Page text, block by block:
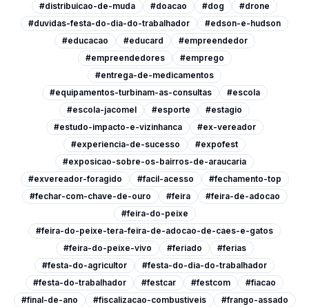
#distribuicao-de-muda
#doacao #dog
#drone
#duvidas-festa-do-dia-do-trabalhador
#edson-e-hudson
#educacao
#educard
#empreendedor
#empreendedores
#emprego
#entrega-de-medicamentos
#equipamentos-turbinam-as-consultas
#escola
#escola-jacomel
#esporte
#estagio
#estudo-impacto-e-vizinhanca
#ex-vereador
#experiencia-de-sucesso
#expofest
#exposicao-sobre-os-bairros-de-araucaria
#exvereador-foragido
#facil-acesso
#fechamento-top
#fechar-com-chave-de-ouro
#feira
#feira-de-adocao
#feira-do-peixe
#feira-do-peixe-tera-feira-de-adocao-de-caes-e-gatos
#feira-do-peixe-vivo
#feriado
#ferias
#festa-do-agricultor
#festa-do-dia-do-trabalhador
#festa-do-trabalhador
#festcar #festcom
#fiacao
#final-de-ano
#fiscalizacao-combustiveis
#frango-assado